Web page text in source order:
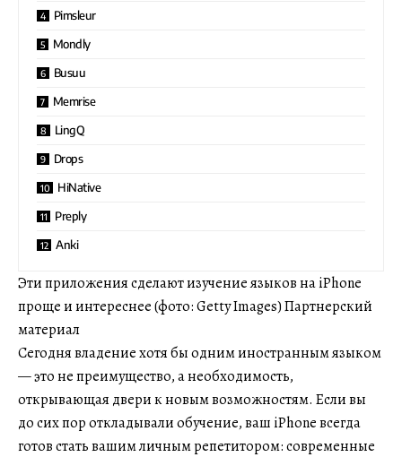
Pimsleur
Mondly
Busuu
Memrise
LingQ
Drops
HiNative
Preply
Anki
Эти приложения сделают изучение языков на iPhone
проще и интереснее (фото: Getty Images) Партнерский
материал
Сегодня владение хотя бы одним иностранным языком
— это не преимущество, а необходимость,
открывающая двери к новым возможностям. Если вы
до сих пор откладывали обучение, ваш iPhone всегда
готов стать вашим личным репетитором: современные